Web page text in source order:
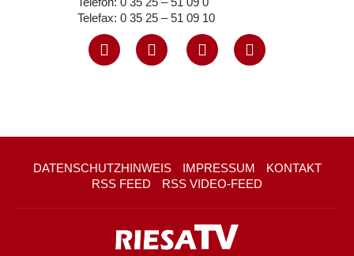
Telefax: 0 35 25 – 51 09 10
DATENSCHUTZHINWEIS IMPRESSUM
KONTAKT
RSS FEED
RSS VIDEO-FEED